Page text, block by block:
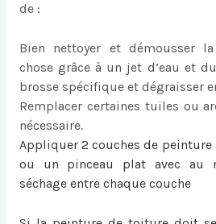
de :
Bien nettoyer et démousser
chose grâce à un jet d’eau et
brosse spécifique et dégraisser
Remplacer certaines tuiles ou
nécessaire.
Appliquer 2 couches de peinture
ou un pinceau plat avec au
séchage entre chaque couche